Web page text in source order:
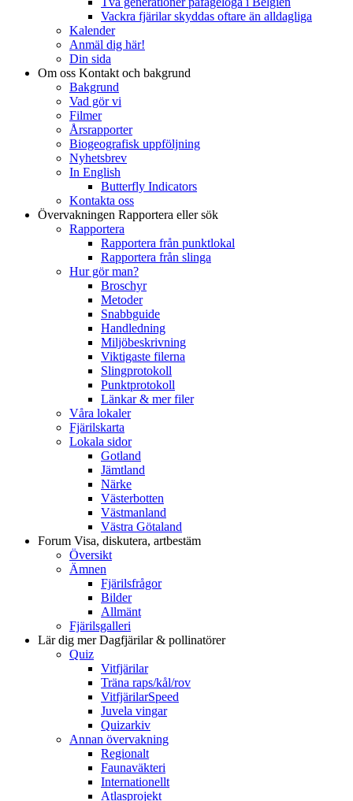
Vackra fjärilar skyddas oftare än alldagliga
Kalender
Anmäl dig här!
Din sida
Om oss Kontakt och bakgrund
Bakgrund
Vad gör vi
Filmer
Årsrapporter
Biogeografisk uppföljning
Nyhetsbrev
In English
Butterfly Indicators
Kontakta oss
Övervakningen Rapportera eller sök
Rapportera
Rapportera från punktlokal
Rapportera från slinga
Hur gör man?
Broschyr
Metoder
Snabbguide
Handledning
Miljöbeskrivning
Viktigaste filerna
Slingprotokoll
Punktprotokoll
Länkar & mer filer
Våra lokaler
Fjärilskarta
Lokala sidor
Gotland
Jämtland
Närke
Västerbotten
Västmanland
Västra Götaland
Forum Visa, diskutera, artbestäm
Översikt
Ämnen
Fjärilsfrågor
Bilder
Allmänt
Fjärilsgalleri
Lär dig merDagfjärilar & pollinatörer
Quiz
Vitfjärilar
Träna raps/kål/rov
VitfjärilarSpeed
Juvela vingar
Quizarkiv
Annan övervakning
Regionalt
Faunaväkteri
Internationellt
Atlasprojekt